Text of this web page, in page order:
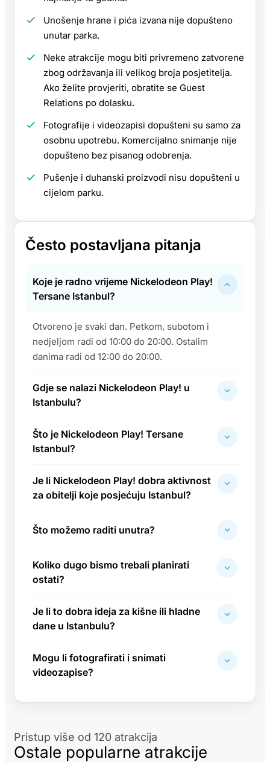
Unošenje hrane i pića izvana nije dopušteno
unutar parka.
Neke atrakcije mogu biti privremeno zatvorene
zbog održavanja ili velikog broja posjetitelja.
Ako želite provjeriti, obratite se Guest
Relations po dolasku.
Fotografije i videozapisi dopušteni su samo za
osobnu upotrebu. Komercijalno snimanje nije
dopušteno bez pisanog odobrenja.
Pušenje i duhanski proizvodi nisu dopušteni u
cijelom parku.
Često postavljana pitanja
Koje je radno vrijeme Nickelodeon Play!
Tersane Istanbul?
Otvoreno je svaki dan. Petkom, subotom i
nedjeljom radi od 10:00 do 20:00. Ostalim
danima radi od 12:00 do 20:00.
Gdje se nalazi Nickelodeon Play! u
Istanbulu?
Što je Nickelodeon Play! Tersane
Istanbul?
Je li Nickelodeon Play! dobra aktivnost
za obitelji koje posjećuju Istanbul?
Što možemo raditi unutra?
Koliko dugo bismo trebali planirati
ostati?
Je li to dobra ideja za kišne ili hladne
dane u Istanbulu?
Mogu li fotografirati i snimati
videozapise?
Pristup više od 120 atrakcija
Ostale popularne atrakcije